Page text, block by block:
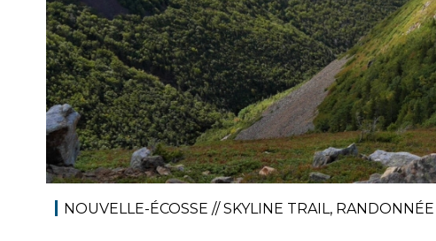
NOUVELLE-ÉCOSSE // SKYLINE TRAIL,